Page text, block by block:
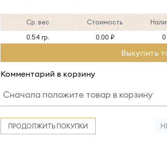
Ср. вес Стоимость
0.54 гр.
0.00 ₽ 0
Выкупить
Комментарий в корзину
ПРОДОЛЖИТЬ ПОКУПКИ